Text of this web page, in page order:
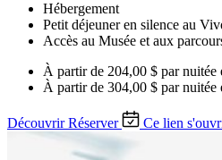
Hébergement
Petit déjeuner en silence au
Accès au Musée et aux
À partir de 204,00 $ par nuitée
À partir de 304,00 $ par nuitée
Découvrir Réserver Ce lien